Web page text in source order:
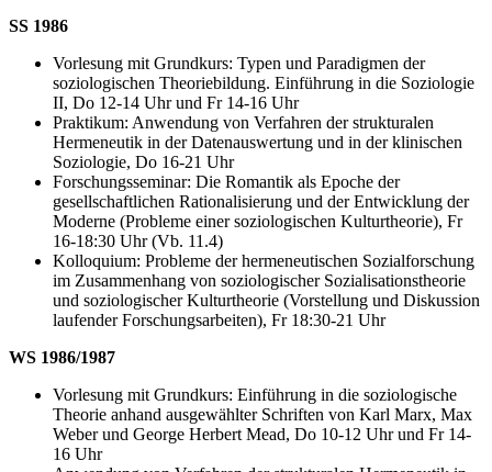
SS 1986
Vorlesung mit Grundkurs: Typen und Paradigmen der
soziologischen Theoriebildung. Einführung in die Soziologie
II, Do 12-14 Uhr und Fr 14-16 Uhr
Praktikum: Anwendung von Verfahren der strukturalen
Hermeneutik in der Datenauswertung und in der klinischen
Soziologie, Do 16-21 Uhr
Forschungsseminar: Die Romantik als Epoche der
gesellschaftlichen Rationalisierung und der Entwicklung der
Moderne (Probleme einer soziologischen Kulturtheorie), Fr
16-18:30 Uhr (Vb. 11.4)
Kolloquium: Probleme der hermeneutischen Sozialforschung
im Zusammenhang von soziologischer Sozialisationstheorie
und soziologischer Kulturtheorie (Vorstellung und Diskussion
laufender Forschungsarbeiten), Fr 18:30-21 Uhr
WS 1986/1987
Vorlesung mit Grundkurs: Einführung in die soziologische
Theorie anhand ausgewählter Schriften von Karl Marx, Max
Weber und George Herbert Mead, Do 10-12 Uhr und Fr 14-
16 Uhr